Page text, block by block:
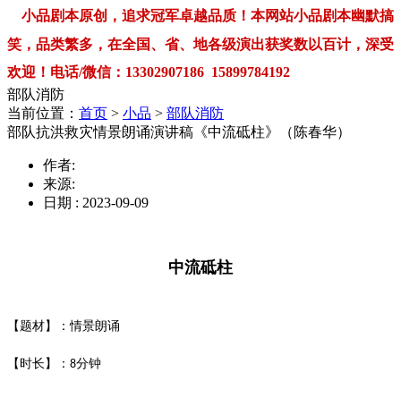
小品剧本原创，追求冠军卓越品质！本网站小品剧本幽默搞
笑，品类繁多，在全国、省、地各级演出获奖数以百计，深受
欢迎！电话/微信：13302907186 15899784192
部队消防
当前位置： 首页 > 小品 > 部队消防
部队抗洪救灾情景朗诵演讲稿《中流砥柱》（陈春华）
作者:
来源:
日期 : 2023-09-09
中流砥柱
【题材】：情景朗诵
【时长】： 8分钟